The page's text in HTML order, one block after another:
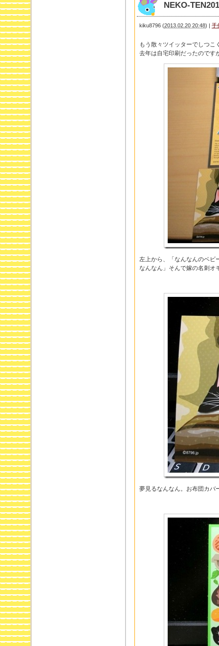
NEKO-
kiku8796 (2013.02.20 20:48) | 手
もう散々ツイッターでしつ
去年は自宅印刷だったのです
左上から、「なんなんのベビ
なんなん」そんで嫁の名刺オ
夢見るなんなん。お布団カ